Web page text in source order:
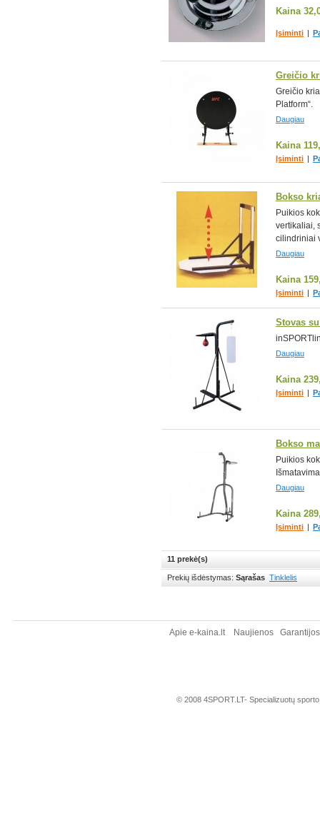
Kaina
Įsiminti |
Greičio
Greičio
Platform“.
Daugiau
Kaina
Įsiminti |
Bokso
Puikios
vertikaliai,
cilindriniai
Daugiau
Kaina
Įsiminti |
Stovas
Daugiau
Kaina
Įsiminti |
Bokso
Puikios
Daugiau
Kaina
Įsiminti |
11 prekė(s)
Prekių išdėstymas: Sąrašas Tinklelis
Apie e-kaina.lt Naujienos
© 2008 4SPORT.LT- Specializuotų